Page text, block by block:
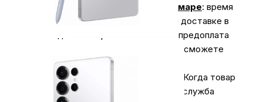
Доставка курьером по г. Самаре: время
доставки с 10:00 до 20:00. При доставке в
отдаленные районы возможна предоплата
за доставку. Оплатить заказ вы сможете
наличными курьеру.
Курьерская доставка СДЭК
. Когда товар
поступит на склад, курьерская служба